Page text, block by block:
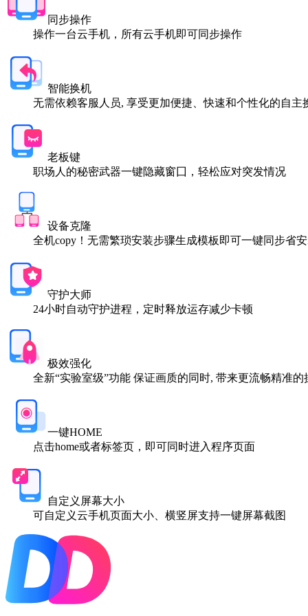
同步操作
操作一台云手机，所有云手机即可同步操作
智能换机
无需依赖客服人员, 享受更加便捷、快速和个性化的自主
老板键
职场人的秘密武器一键隐藏窗囗，轻松应对突发情况
设备克隆
全机copy！无需繁琐安装步骤生成模板即可一键同步省
守护大师
24小时自动守护进程，定时释放运存减少卡顿
极效强化
全新“实验室级”功能 保证画质的同时, 带来更流畅精准的
一键HOME
点击home或者标签页，即可同时进入程序页面
自定义屏幕大小
可自定义云手机页面大小、横竖屏支持一键屏幕截图